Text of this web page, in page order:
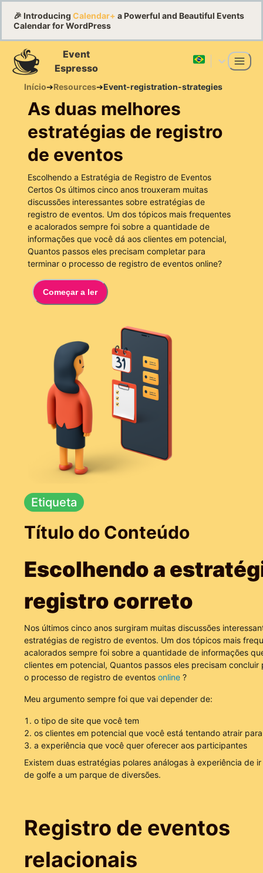
🎉 Introducing Calendar+ a Powerful and Beautiful Events
Calendar for WordPress
Event
Espresso
Início➔Resources➔Event-registration-strategies
As duas melhores
estratégias de registro
de eventos
Escolhendo a Estratégia de Registro de Eventos
Certos Os últimos cinco anos trouxeram muitas
discussões interessantes sobre estratégias de
registro de eventos. Um dos tópicos mais frequentes
e acalorados sempre foi sobre a quantidade de
informações que você dá aos clientes em potencial,
Quantos passos eles precisam completar para
terminar o processo de registro de eventos online?
Começar a ler
Etiqueta
Título do Conteúdo
Escolhendo a
registro correto
Nos últimos cinco anos surgiram muitas discussões
estratégias de registro de eventos. Um dos tópicos mais
acalorados sempre foi sobre a quantidade de informações
clientes em potencial, Quantos passos eles precisam concluir
o processo de registro de eventos online?
Meu argumento sempre foi que vai depender de:
o tipo de site que você tem
os clientes em potencial que você está tentando atrair
a experiência que você quer oferecer aos participantes
Existem duas estratégias polares análogas à experiência de
de golfe a um parque de diversões.
Registro de eventos
relacionais